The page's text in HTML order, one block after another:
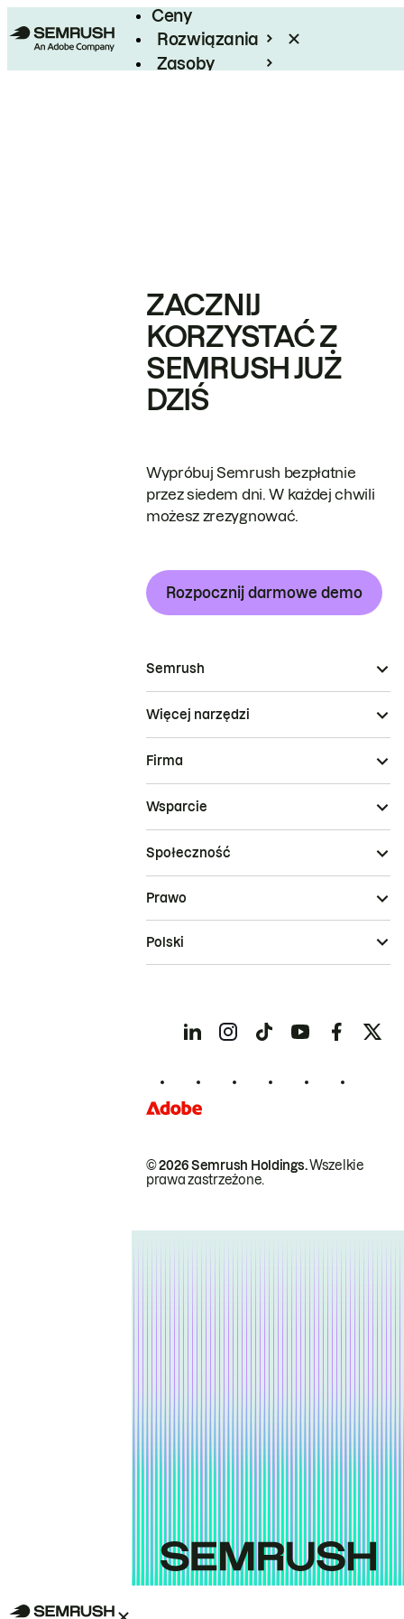
Ceny
Rozwiązania
Zasoby
ZACZNIJ
KORZYSTAĆ Z
SEMRUSH JUŻ
DZIŚ
Wypróbuj Semrush bezpłatnie
przez siedem dni. W każdej chwili
możesz zrezygnować.
Rozpocznij darmowe demo
Semrush
Więcej narzędzi
Firma
Wsparcie
Społeczność
© 2026 Semrush Holdings.Wszelkie
prawa zastrzeżone.
Prawo
Polski